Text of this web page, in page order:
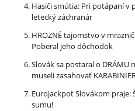
Hasiči smútia: Pri potápaní v
letecký záchranár
HROZNÉ tajomstvo v
Poberal jeho dôchodok
Slovák sa postaral o DRÁMU
museli zasahovať
Eurojackpot Slovákom praje:
sumu!